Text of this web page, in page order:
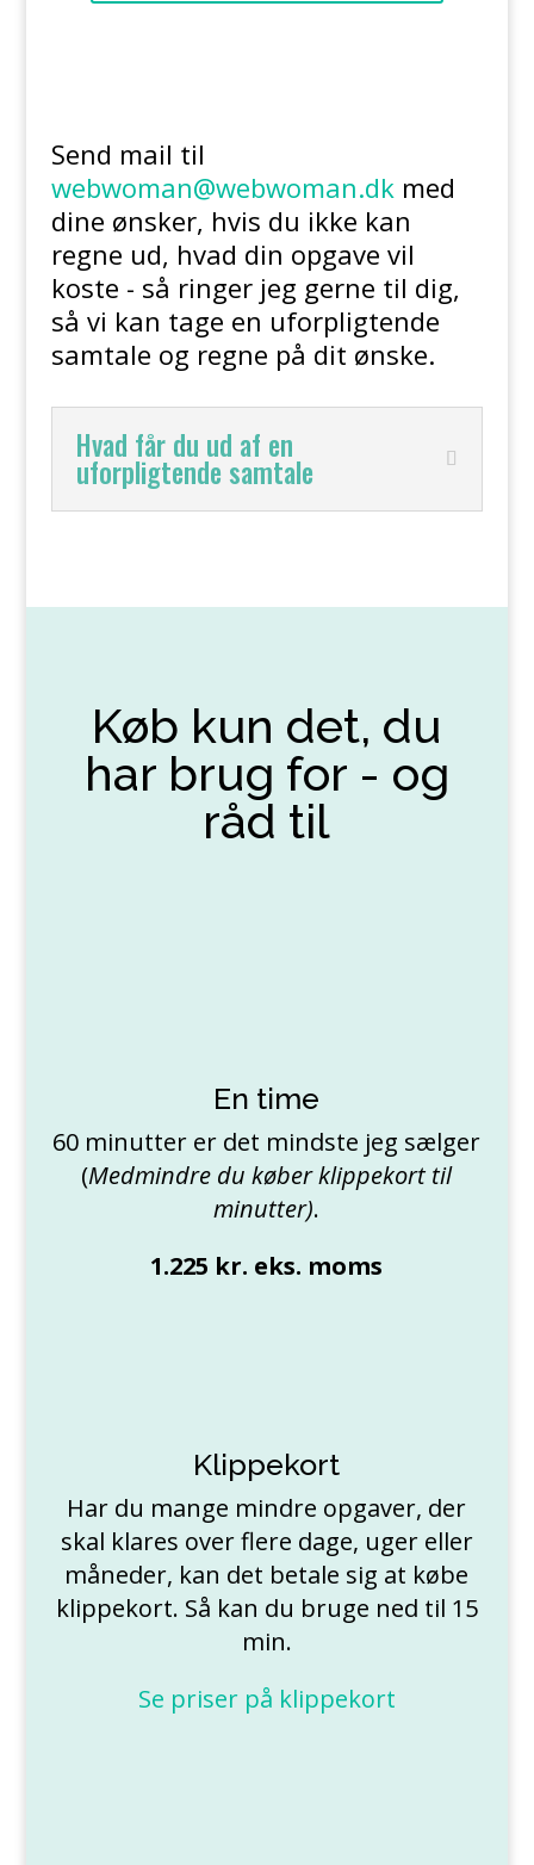
Send mail til
webwoman@webwoman.dkmed
dine ønsker, hvis du ikke kan
regne ud, hvad din opgave vil
koste - så ringer jeg gerne til dig,
så vi kan tage en uforpligtende
samtale og regne på dit ønske.
Hvad får du ud af en
uforpligtende samtale
Køb kun det, du
har brug for - og
råd til
En time
60 minutter er det mindste jeg sælger
(Medmindre du køber klippekort til
minutter).
1.225 kr. eks. moms
Klippekort
Har du mange mindre opgaver, der
skal klares over flere dage, uger eller
måneder, kan det betale sig at købe
klippekort. Så kan du bruge ned til 15
min.
Se priser på klippekort